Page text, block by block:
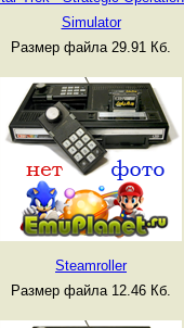
Simulator
Размер файла 29.91 Кб.
Steamroller
Размер файла 12.46 Кб.